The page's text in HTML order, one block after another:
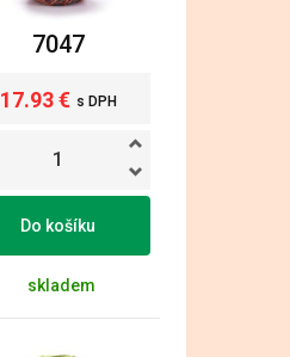
7047
17.93 € s DPH
Do košíku
skladem